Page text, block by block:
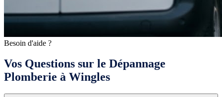
Besoin d'aide ?
Vos Questions sur le Dépannage
Plomberie à Wingles